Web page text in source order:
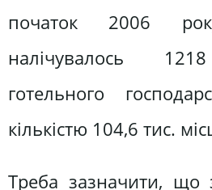
початок 2006
налічувалось
готельного
кількістю 104,6 тис.
Треба зазначити, що